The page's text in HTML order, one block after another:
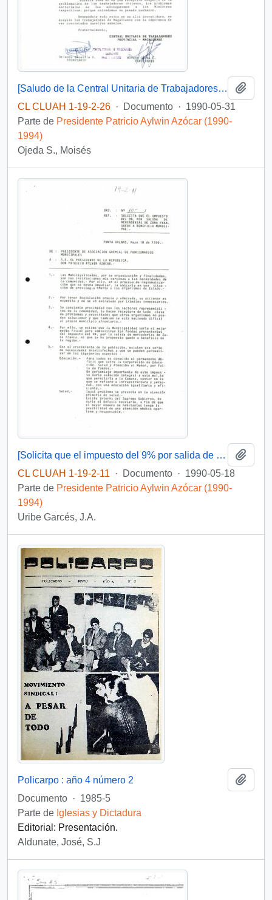
[Saludo de la Central Unitaria de Trabajadores de Magallanes con motivo de visita del Presidente]
CL CLUAH 1-19-2-26 · Documento · 1990-05-31
Parte de Presidente Patricio Aylwin Azócar (1990-
1994)
Ojeda S., Moisés
[Solicita que el impuesto del 9% por salida de mercaderías de zona franca quede a beneficio municipal]
CL CLUAH 1-19-2-11
· Documento · 1990-05-18
Parte de Presidente Patricio Aylwin Azócar (1990-
1994)
Uribe Garcés, J.A.
Policarpo : año 4 número 2
Documento · 1985-5
Parte de Iglesias y Dictadura
Editorial: Presentación.
Aldunate, José, S.J